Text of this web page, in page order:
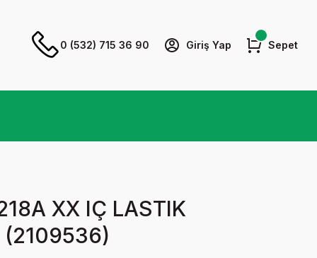
0 (532) 715 36 90 Giriş Yap Sepet
XX IÇ LASTIK
(2109536)